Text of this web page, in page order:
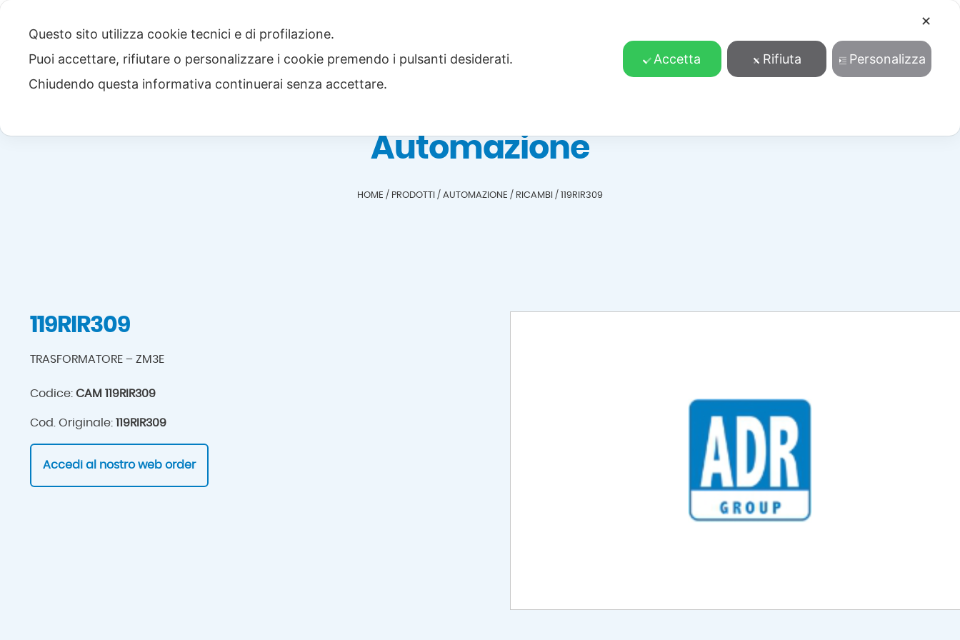
Download Cosa facciamo Contatti Accedi/Registrati
Automazione
HOME / PRODOTTI / AUTOMAZIONE / RICAMBI / 119RIR309
119RIR309
TRASFORMATORE – ZM3E
Codice: CAM 119RIR309
Cod. Originale: 119RIR309
Accedi al nostro web order
✕
Questo sito utilizza cookie tecnici e di profilazione.
Puoi accettare, rifiutare o personalizzare i cookie premendo i pulsanti desiderati.
Chiudendo questa informativa continuerai senza accettare.
Accetta Rifiuta Personalizza